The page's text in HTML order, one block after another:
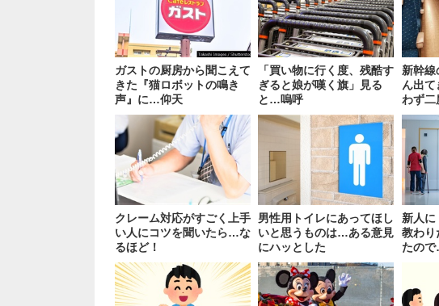
ガストの厨房から聞こえて
きた『猫ロボットの鳴き
声』に…仰天
「買い物に行く度、残酷す
ぎると娘が嘆く旗」見る
と…嗚呼
新幹線
ん出
わず二
クレーム対応がすごく上手
い人にコツを聞いたら…な
るほど！
男性用トイレにあってほし
いと思うものは…ある意見
にハッとした
新人に
教わり
たの